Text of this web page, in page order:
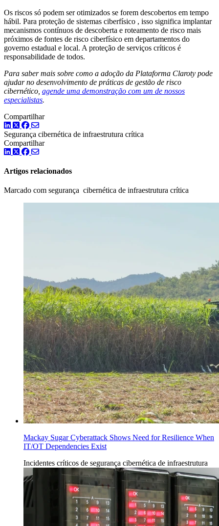
Os riscos só podem ser otimizados se forem descobertos em tempo
hábil. Para proteção de sistemas ciberfísico , isso significa implantar
mecanismos contínuos de descoberta e roteamento de risco mais
próximos de fontes de risco ciberfísico em departamentos do
governo estadual e local. A proteção de serviços críticos é
responsabilidade de todos.
Para saber mais sobre como a adoção da Plataforma Claroty pode
ajudar no desenvolvimento de práticas de gestão de risco
cibernético, agende uma demonstração com um de nossos
especialistas.
Compartilhar
LinkedIn
TwitterFacebook
Segurança cibernética de infraestrutura crítica
Compartilhar
LinkedIn
TwitterFacebook
Artigos relacionados
Marcado com segurança cibernética de infraestrutura crítica
Mackay Sugar Cyberattack Shows Need for Resilience When
IT/OT Dependencies Exist
Incidentes críticos de segurança cibernética de infraestrutura